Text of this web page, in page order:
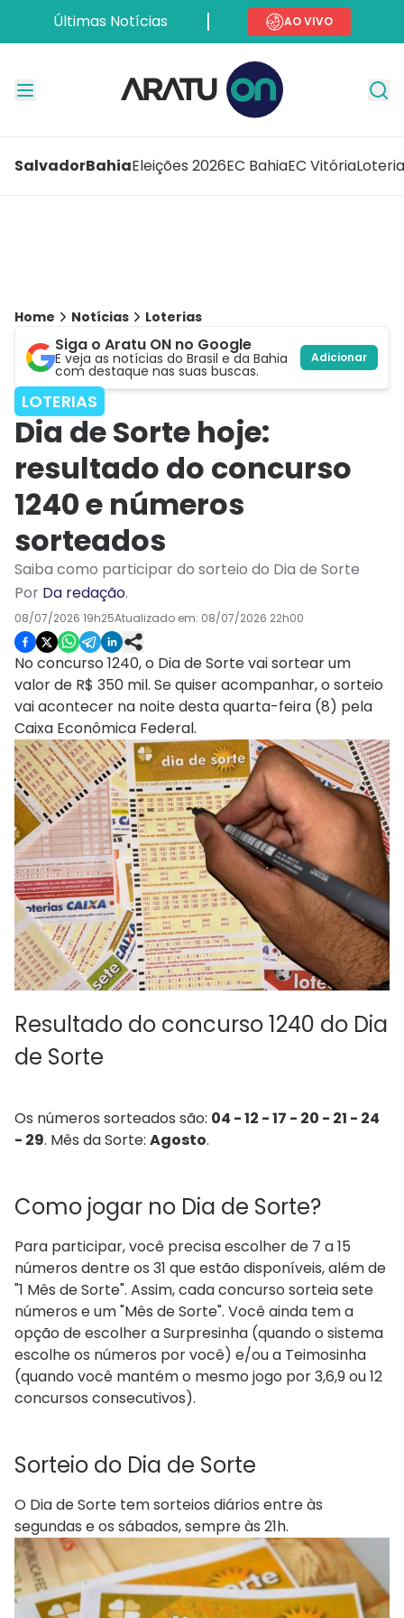
Últimas Notícias AO VIVO
SalvadorBahiaEleições 2026EC BahiaEC Vitória
Home Notícias Loterias
Siga o Aratu ON no Google
E veja as notícias do Brasil e da Bahia
com destaque nas suas buscas.
Adicionar
LOTERIAS
Dia de Sorte hoje:
resultado do concurso
1240 e números
sorteados
Saiba como participar do sorteio do Dia de Sorte
Por Da redação.
08/07/2026 19h25Atualizado em: 08/07/2026 22h00
No concurso 1240, o Dia de Sorte vai sortear um
valor de R$ 350 mil. Se quiser acompanhar, o sorteio
vai acontecer na noite desta quarta-feira (8) pela
Caixa Econômica Federal.
Resultado do concurso 1240 do Dia
de Sorte
Os números sorteados são: 04 - 12 - 17 - 20 - 21 - 24
- 29. Mês da Sorte: Agosto.
Como jogar no Dia de Sorte?
Para participar, você precisa escolher de 7 a 15
números dentre os 31 que estão disponíveis, além de
"1 Mês de Sorte". Assim, cada concurso sorteia sete
números e um "Mês de Sorte". Você ainda tem a
opção de escolher a Surpresinha (quando o sistema
escolhe os números por você) e/ou a Teimosinha
(quando você mantém o mesmo jogo por 3,6,9 ou 12
concursos consecutivos).
Sorteio do Dia de Sorte
O Dia de Sorte tem sorteios diários entre às
segundas e os sábados, sempre às 21h.